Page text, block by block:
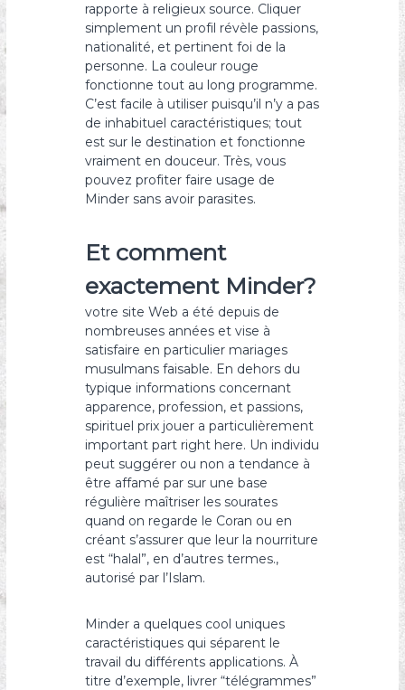
rapporte à religieux source. Cliquer
simplement un profil révèle passions,
nationalité, et pertinent foi de la
personne. La couleur rouge
fonctionne tout au long programme.
C’est facile à utiliser puisqu’il n’y a pas
de inhabituel caractéristiques; tout
est sur le destination et fonctionne
vraiment en douceur. Très, vous
pouvez profiter faire usage de
Minder sans avoir parasites.
Et comment
exactement Minder?
votre site Web a été depuis de
nombreuses années et vise à
satisfaire en particulier mariages
musulmans faisable. En dehors du
typique informations concernant
apparence, profession, et passions,
spirituel prix jouer a particulièrement
important part right here. Un individu
peut suggérer ou non a tendance à
être affamé par sur une base
régulière maîtriser les sourates
quand on regarde le Coran ou en
créant s’assurer que leur la nourriture
est “halal”, en d’autres termes.,
autorisé par l’Islam.
Minder a quelques cool uniques
caractéristiques qui séparent le
travail du différents applications. À
titre d’exemple, livrer “télégrammes”